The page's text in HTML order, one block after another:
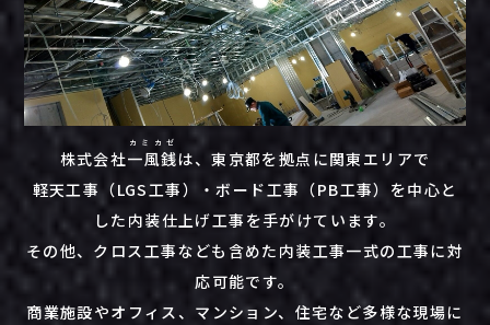
株式会社一風銭
カミカゼ
は、東京都を拠点に関東エリアで
軽天工事（LGS工事）・ボード工事（PB工事）を中心と
した内装仕上げ工事を手がけています。
その他、クロス工事なども含めた内装工事一式の工事に対
応可能です。
商業施設やオフィス、マンション、住宅など多様な現場に